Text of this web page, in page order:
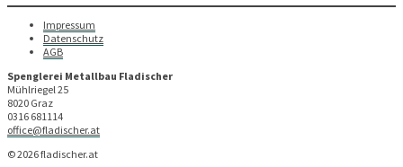
Impressum
Datenschutz
AGB
Spenglerei Metallbau Fladischer
Mühlriegel 25
8020 Graz
0316 681114
office@fladischer.at
© 2026 fladischer.at